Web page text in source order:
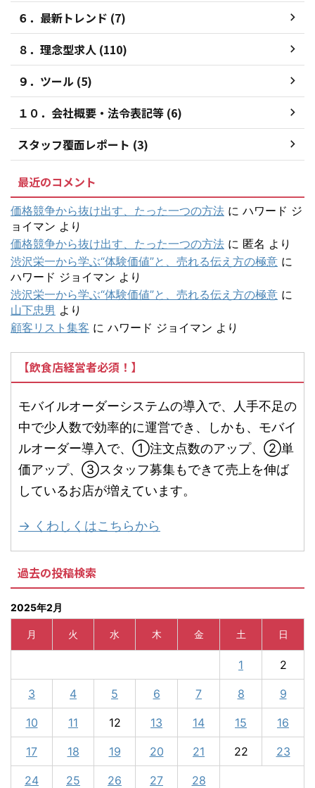
６．最新トレンド (7)
８．理念型求人 (110)
９．ツール (5)
１０．会社概要・法令表記等 (6)
スタッフ覆面レポート (3)
最近のコメント
価格競争から抜け出す、たった一つの方法 に ハワード ジ
ョイマン より
価格競争から抜け出す、たった一つの方法 に 匿名 より
渋沢栄一から学ぶ“体験価値”と、売れる伝え方の極意 に
ハワード ジョイマン より
渋沢栄一から学ぶ“体験価値”と、売れる伝え方の極意 に
山下忠男 より
顧客リスト集客 に ハワード ジョイマン より
【飲食店経営者必須！】
モバイルオーダーシステムの導入で、人手不足の
中で少人数で効率的に運営でき、しかも、モバイ
ルオーダー導入で、①注文点数のアップ、②単
価アップ、③スタッフ募集もできて売上を伸ば
しているお店が増えています。
→ くわしくはこちらから
過去の投稿検索
2025年2月
月 火 水 木 金 土 日
1 2
3 4 5 6 7 8 9
10 11 12 13 14 15 16
17 18 19 20 21 22 23
24 25 26 27
28